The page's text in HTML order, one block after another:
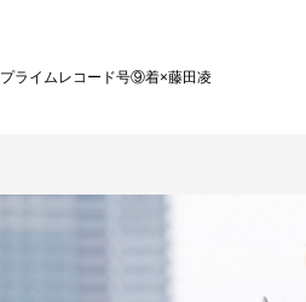
プライムレコード号⑨着×藤田凌